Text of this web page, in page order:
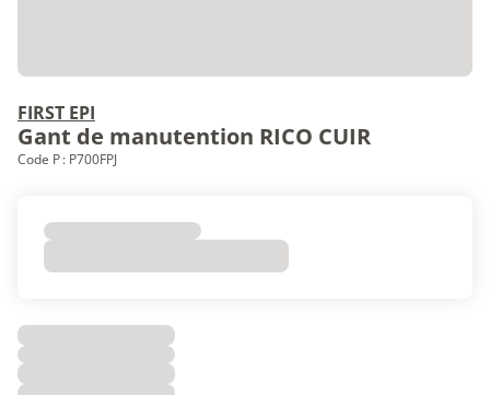
FIRST EPI
Gant de manutention RICO CUIR
Code P : P700FPJ